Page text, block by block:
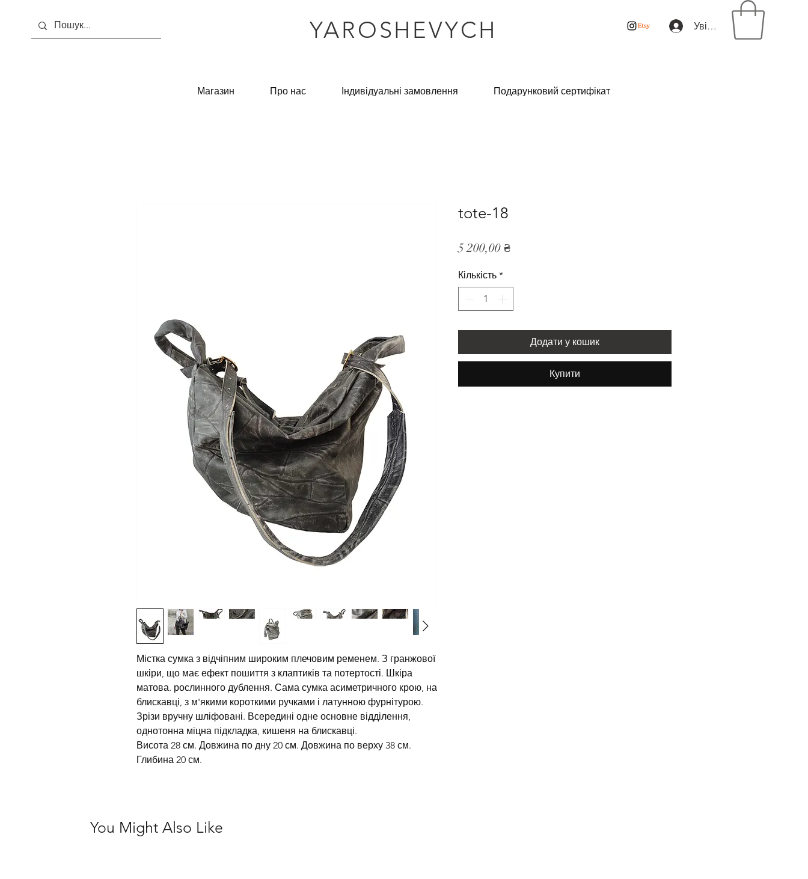
YAROSHEVYCH Увійти
Магазин Про нас Індивідуальні замовлення Подарунковий сертифікат
Містка сумка з відчіпним широким плечовим ременем. З гранжової
шкіри, що має ефект пошиття з клаптиків та потертості. Шкіра
матова. рослинного дублення. Сама сумка асиметричного крою, на
блискавці, з м'якими короткими ручками і латунною фурнітурою.
Зрізи вручну шліфовані. Всередині одне основне відділення,
однотонна міцна підкладка, кишеня на блискавці.
Висота 28 см. Довжина по дну 20 см. Довжина по верху 38 см.
Глибина 20 см.
tote-18
5 200,00 ₴Ціна
Кількість *
Додати у кошик
Купити
You Might Also Like